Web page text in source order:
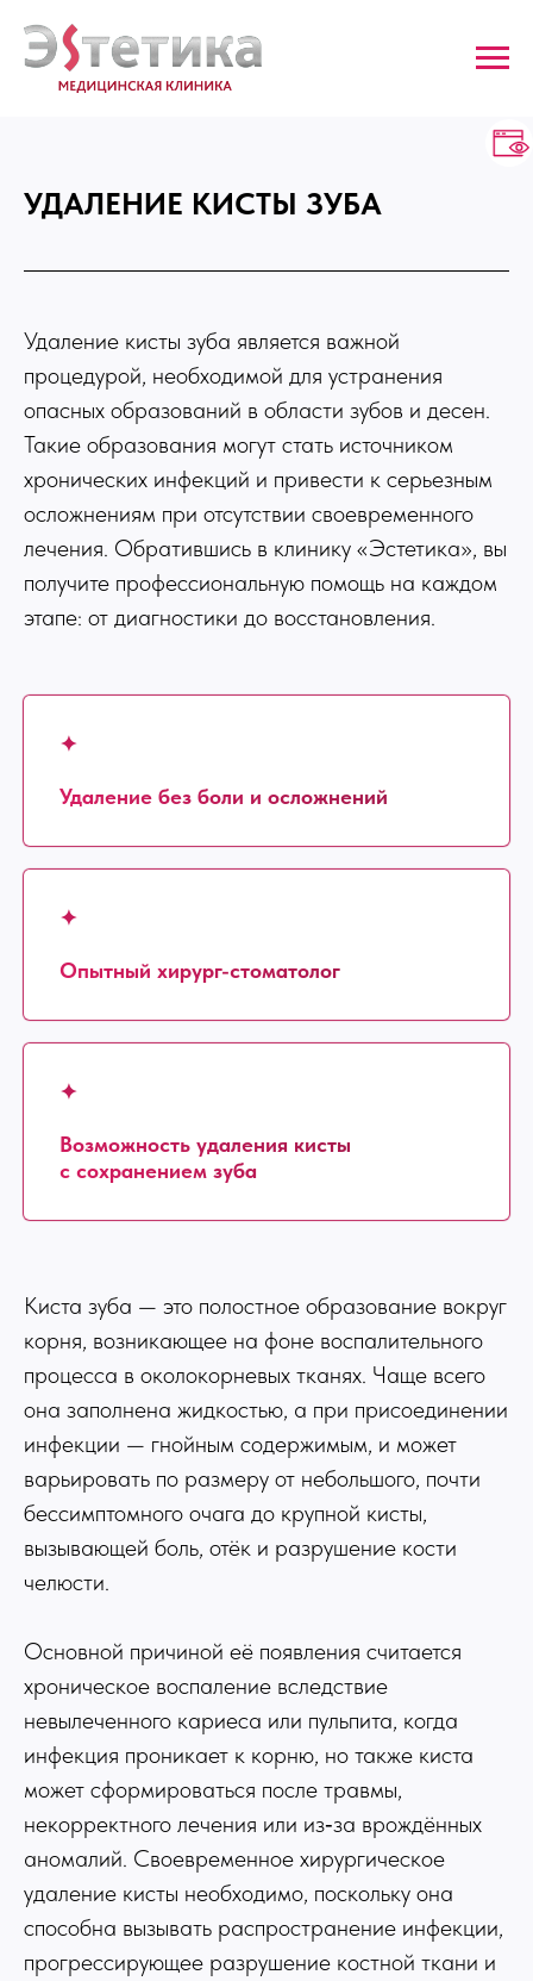
УДАЛЕНИЕ КИСТЫ ЗУБА
Удаление кисты зуба является важной
процедурой, необходимой для устранения
опасных образований в области зубов и десен.
Такие образования могут стать источником
хронических инфекций и привести к серьезным
осложнениям при отсутствии своевременного
лечения. Обратившись в клинику «Эстетика», вы
получите профессиональную помощь на каждом
этапе: от диагностики до восстановления.
✦
Удаление без боли и осложнений
✦
Опытный хирург-стоматолог
✦
Возможность удаления кисты
с сохранением зуба
Киста зуба — это полостное образование вокруг
корня, возникающее на фоне воспалительного
процесса в околокорневых тканях. Чаще всего
она заполнена жидкостью, а при присоединении
инфекции — гнойным содержимым, и может
варьировать по размеру от небольшого, почти
бессимптомного очага до крупной кисты,
вызывающей боль, отёк и разрушение кости
челюсти.
Основной причиной её появления считается
хроническое воспаление вследствие
невылеченного кариеса или пульпита, когда
инфекция проникает к корню, но также киста
может сформироваться после травмы,
некорректного лечения или из‑за врождённых
аномалий. Своевременное хирургическое
удаление кисты необходимо, поскольку она
способна вызывать распространение инфекции,
прогрессирующее разрушение костной ткани и